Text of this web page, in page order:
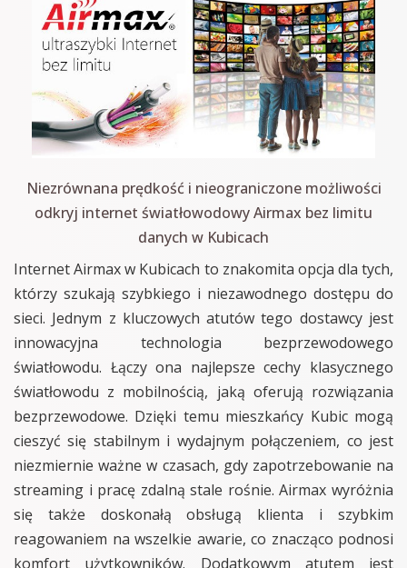
Niezrównana prędkość i nieograniczone możliwości
odkryj internet światłowodowy Airmax bez limitu
danych w Kubicach
Internet Airmax w Kubicach to znakomita opcja dla tych,
którzy szukają szybkiego i niezawodnego dostępu do
sieci. Jednym z kluczowych atutów tego dostawcy jest
innowacyjna technologia bezprzewodowego
światłowodu. Łączy ona najlepsze cechy klasycznego
światłowodu z mobilnością, jaką oferują rozwiązania
bezprzewodowe. Dzięki temu mieszkańcy Kubic mogą
cieszyć się stabilnym i wydajnym połączeniem, co jest
niezmiernie ważne w czasach, gdy zapotrzebowanie na
streaming i pracę zdalną stale rośnie. Airmax wyróżnia
się także doskonałą obsługą klienta i szybkim
reagowaniem na wszelkie awarie, co znacząco podnosi
komfort użytkowników. Dodatkowym atutem jest